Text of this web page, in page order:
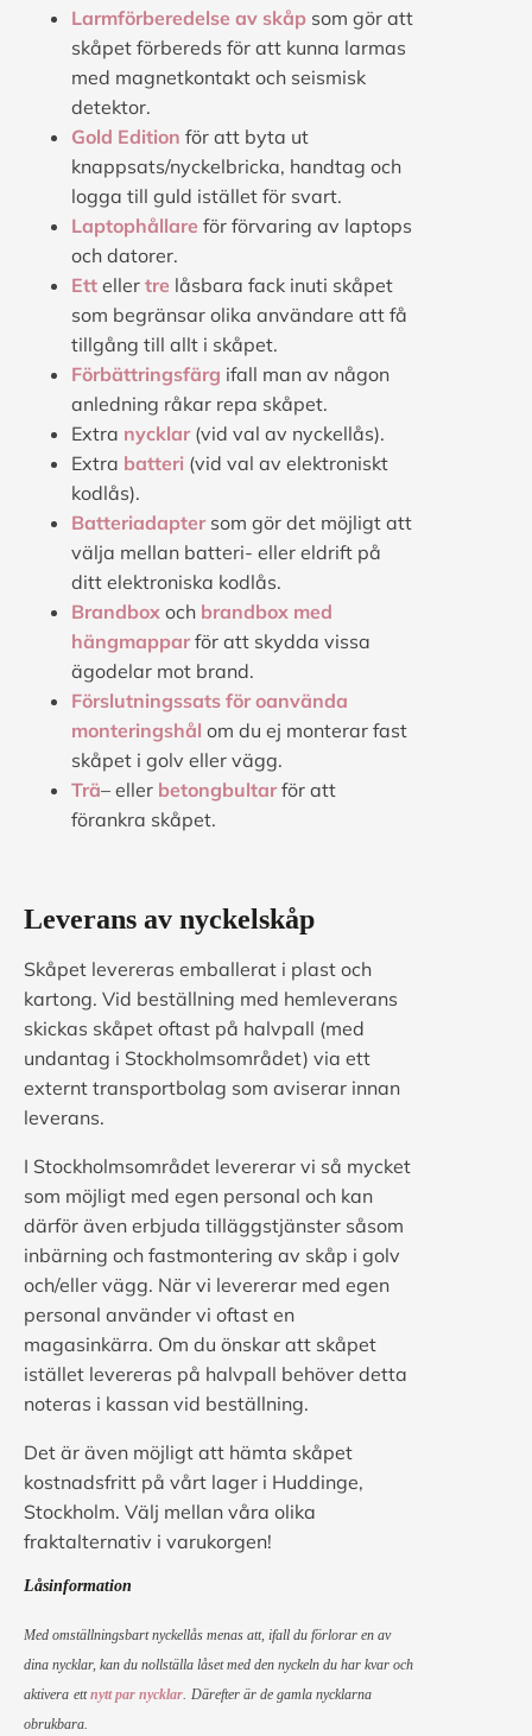
Larmförberedelse av skåp som gör att
skåpet förbereds för att kunna larmas
med magnetkontakt och seismisk
detektor.
Gold Edition för att byta ut
knappsats/nyckelbricka, handtag och
logga till guld istället för svart.
Laptophållare för förvaring av laptops
och datorer.
Ett eller tre låsbara fack inuti skåpet
som begränsar olika användare att få
tillgång till allt i skåpet.
Förbättringsfärg ifall man av någon
anledning råkar repa skåpet.
Extra nycklar(vid val av nyckellås).
Extra batteri (vid val av elektroniskt
kodlås).
Batteriadaptersom gör det möjligt att
välja mellan batteri- eller eldrift på
ditt elektroniska kodlås.
Brandbox och brandbox med
hängmapparför att skydda vissa
ägodelar mot brand.
Förslutningssats för oanvända
monteringshål om du ej monterar fast
skåpet i golv eller vägg.
Trä– eller betongbultarför att
förankra skåpet.
Leverans av nyckelskåp
Skåpet levereras emballerat i plast och
kartong. Vid beställning med hemleverans
skickas skåpet oftast på halvpall (med
undantag i Stockholmsområdet) via ett
externt transportbolag som aviserar innan
leverans.
I Stockholmsområdet levererar vi så mycket
som möjligt med egen personal och kan
därför även erbjuda tilläggstjänster såsom
inbärning och fastmontering av skåp i golv
och/eller vägg. När vi levererar med egen
personal använder vi oftast en
magasinkärra. Om du önskar att skåpet
istället levereras på halvpall behöver detta
noteras i kassan vid beställning.
Det är även möjligt att hämta skåpet
kostnadsfritt på vårt lager i Huddinge,
Stockholm. Välj mellan våra olika
fraktalternativ i varukorgen!
Låsinformation
Med omställningsbart nyckellås menas att, ifall du förlorar en av
dina nycklar, kan du nollställa låset med den nyckeln du har kvar och
aktivera ettnytt par nycklar. Därefter är de gamla nycklarna
obrukbara.